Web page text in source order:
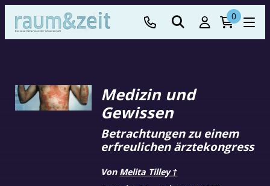
0
Medizin und
Gewissen
Betrachtungen zu einem
erfreulichen ärztekongress
Von Melita Tilley †